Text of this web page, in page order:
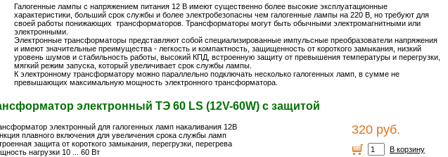
Галогенные лампы с напряжением питания 12 В имеют существенно более высокие эксплуатационные
характеристики, больший срок службы и более электробезопасны чем галогенные лампы на 220 В, но требуют для
своей работы понижающих трансформаторов. Трансформаторы могут быть обычными электромагнитными или
электронными.
Электронные трансформаторы представляют собой специализированные импульсные преобразователи напряжения
и имеют значительные преимущества - легкость и компактность, защищенность от короткого замыкания, низкий
уровень шумов и стабильность работы, высокий КПД, встроенную защиту от превышения температуры и перегрузки,
мягкий режим запуска, который увеличивает срок службы лампы.
К электронному трансформатору можно параллельно подключать несколько галогенных ламп, в сумме не
превышающих максимальную мощность электронного трансформатора.
электронный ТЭ 60 LS (12V-60W) с защитой
электронный для галогенных ламп накаливания 12В
плавного включения для увеличения срока службы ламп
защита от короткого замыкания, перегрузки, перегрева
нагрузки 10 ... 60 Вт
320 руб.
В корзину